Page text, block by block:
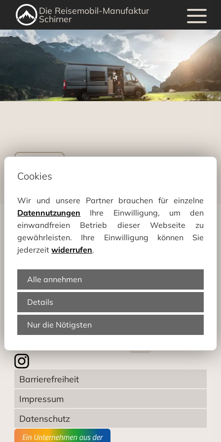
Die Reisemobil-Manufaktur
Schirner
Die Reisemobil-Manufaktur Schirner
Förstereistraße 15
Telefon: 035936 458990
Telefax: 035936 449699
info@diereisemobil-manufaktur.de
Besuchen Sie uns auch auf:
Barrierefreiheit
Impressum
Datenschutz
Cookies
Wir und unsere Partner brauchen für einzelne
Datennutzungen Ihre Einwilligung, um den
einwandfreien Betrieb dieser Webseite zu
gewährleisten. Ihre Einwilligung können Sie
jederzeitwiderrufen.
Alle annehmen
Details
Nur die Nötigsten